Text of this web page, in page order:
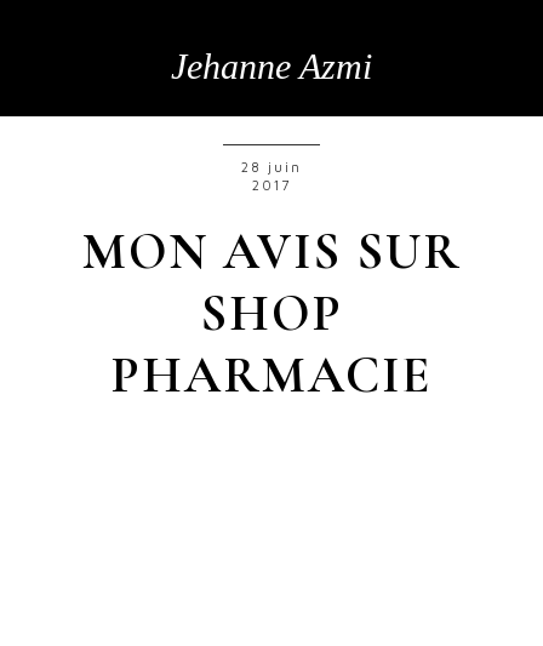
Jehanne Azmi
28 juin
2017
MON AVIS SUR
SHOP
PHARMACIE